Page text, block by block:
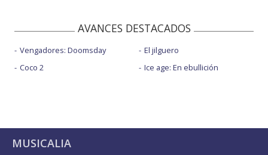
AVANCES DESTACADOS
Vengadores: Doomsday
Coco 2
El jilguero
Ice age: En ebullición
MUSICALIA